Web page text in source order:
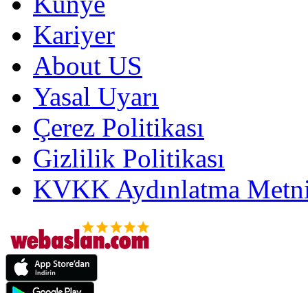
Kariyer
About US
Yasal Uyarı
Çerez Politikası
Gizlilik Politikası
KVKK Aydınlatma